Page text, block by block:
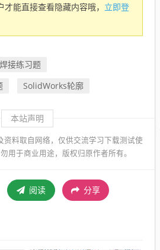
能直接查看隐藏内容哦， 立即登
接练习题
SolidWorks轮廓
本站声明
资料取自网络，仅供交流学习下载测试使
用于商业用途，版权归原作者所有。
阅读 分享